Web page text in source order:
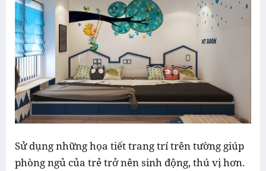
Sử dụng những họa tiết trang trí trên tường giúp
phòng ngủ của trẻ trở nên sinh động, thú vị hơn.